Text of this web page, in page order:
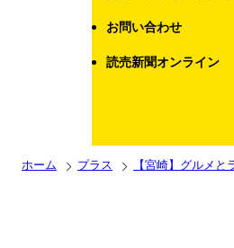
お問い合わせ
読売新聞オンライン
ホーム プラス 【宮崎】グルメ